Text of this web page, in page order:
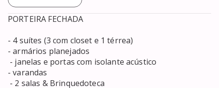
PORTEIRA FECHADA
- 4 suítes (3 com closet e 1 térrea)
- armários planejados
- varandas